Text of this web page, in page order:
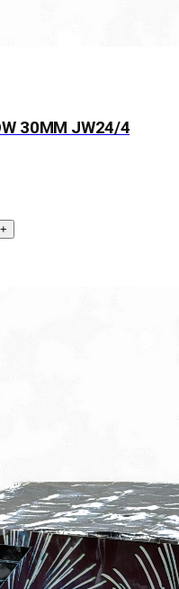
30MM JW24/4
+